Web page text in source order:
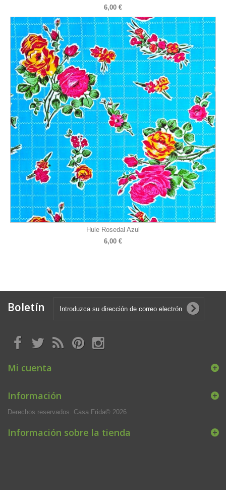
6,00 €
Hule Rosedal Azul
6,00 €
Boletín
Mi cuenta
Información
Derechos reservados. Casa Frida© 2026
Información sobre la tienda